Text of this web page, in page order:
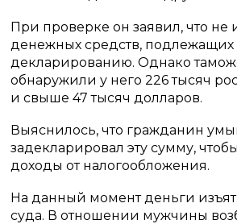
При проверке он заявил, что не
денежных средств, подлежащих
декларированию. Однако
обнаружили у него 226 тысяч
и свыше 47 тысяч долларов.
Выяснилось, что гражданин
задекларировал эту сумму,
доходы от налогообложения.
На данный момент деньги
суда. В отношении мужчины